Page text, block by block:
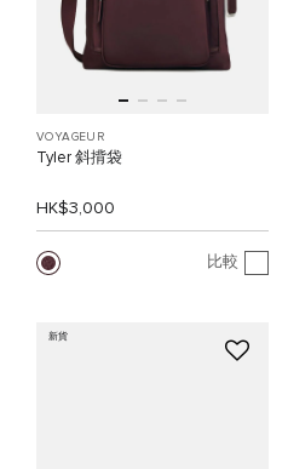
VOYAGEUR
Tyler 斜揹袋
HK$3,000
比較
新貨